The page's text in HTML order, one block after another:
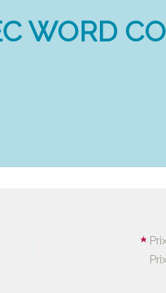
WORD